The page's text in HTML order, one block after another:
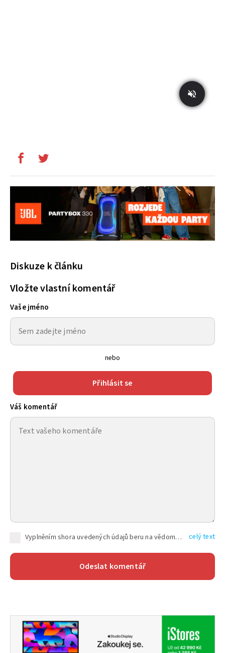
Diskuze k článku
Vložte vlastní komentář
Vaše jméno
nebo
Přihlásit se
Váš komentář
Vyplněním shora uvedených údajů beru na vědomí, že společnost TEXT FACTORY s.r.o., sídlem Brno, Durďákova 336/29, Černá Pole, PSČ: 613 00, IČ: 06157831, zapsané u Krajského soudu v Brně, oddíl C, vložka 100399, bude zpracovávat mé osobní údaje uvedené v rámci mnou vyplněného registračního formuláře na základě oprávněných zájmů TEXT FACTORY s.r.o. dle čl. 6 odst. 1 písm. f) GDPR a pro splnění právních povinností (čl. 6 odst. 1 písm. c) GDPR), a to pro tyto účely: nezbytnost zajistit oprávnění návštěvníka webových stránek provozovaných společností TEXT FACTORY s.r.o. přispívat aktivně ke zveřejněným článkům nebo v rámci diskusních fór a výkon práv TEXT FACTORY s.r.o. jako administrátora těchto diskusních fór. Více informací o zpracování osobních údajů a právech lze nalézt v celý text